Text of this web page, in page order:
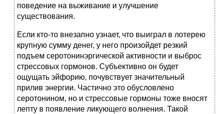
поведение на выживание и улучшение
существования.
Если кто-то внезапно узнает, что выиграл в лотерею
крупную сумму денег, у него произойдет резкий
подъем серотонинэргической активности и выброс
стрессовых гормонов. Субъективно он будет
ощущать эйфорию, почувствует значительный
прилив энергии. Частично это обусловлено
серотонином, но и стрессовые гормоны тоже вносят
лепту в появление ликующего волнения. Такой